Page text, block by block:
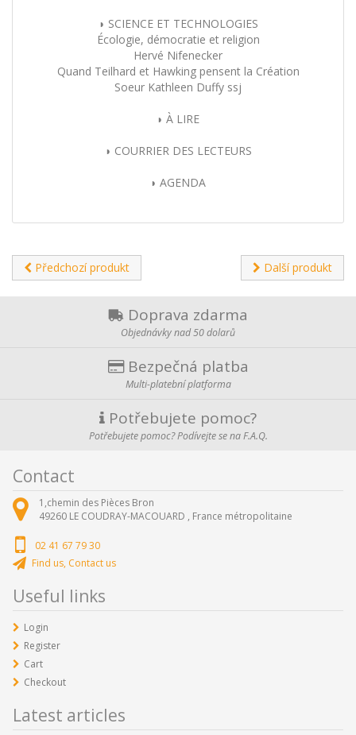
◗ SCIENCE ET TECHNOLOGIES
Écologie, démocratie et religion
Hervé Nifenecker
Quand Teilhard et Hawking pensent la Création
Soeur Kathleen Duffy ssj
◗ À LIRE
◗ COURRIER DES LECTEURS
◗ AGENDA
Předchozí produkt Další produkt
Doprava zdarma
Objednávky nad 50 dolarů
Bezpečná platba
Multi-platební platforma
Potřebujete pomoc?
Potřebujete pomoc? Podívejte se na F.A.Q.
Contact
1,chemin des Pièces Bron
49260 LE COUDRAY-MACOUARD , France métropolitaine
02 41 67 79 30
Find us, Contact us
Useful links
Login
Register
Cart
Checkout
Latest articles